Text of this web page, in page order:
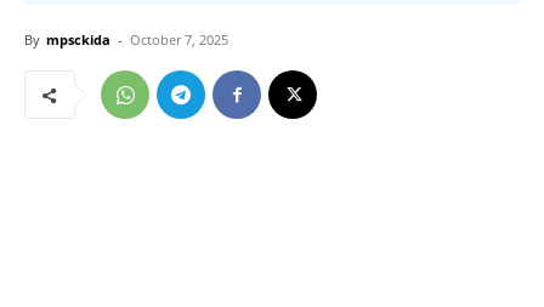
By mpsckida - October 7, 2025